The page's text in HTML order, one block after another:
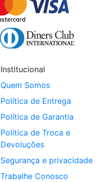
Institucional
Quem Somos
Política de Entrega
Política de Garantia
Política de Troca e
Devoluções
Segurança e privacidade
Trabalhe Conosco